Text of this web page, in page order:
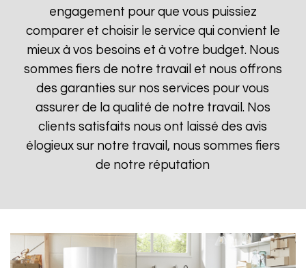
engagement pour que vous puissiez
comparer et choisir le service qui convient le
mieux à vos besoins et à votre budget. Nous
sommes fiers de notre travail et nous offrons
des garanties sur nos services pour vous
assurer de la qualité de notre travail. Nos
clients satisfaits nous ont laissé des avis
élogieux sur notre travail, nous sommes fiers
de notre réputation